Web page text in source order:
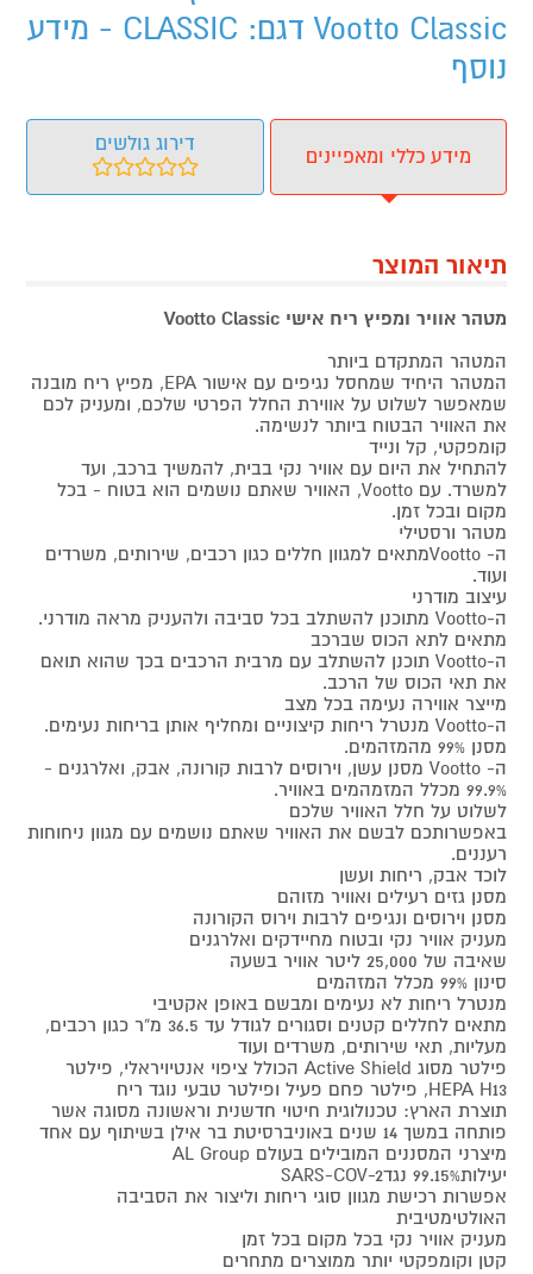
Vootto Classic דגם: CLASSIC - מידע
נוסף
מידע כללי ומאפיינים
דירוג גולשים
תיאור המוצר
מטהר אוויר ומפיץ ריח אישי Vootto Classic
המטהר המתקדם ביותר
המטהר היחיד שמחסל נגיפים עם אישור EPA, מפיץ ריח מובנה
שמאפשר לשלוט על אווירת החלל הפרטי שלכם, ומעניק לכם
את האוויר הבטוח ביותר לנשימה.
קומפקטי, קל ונייד
להתחיל את היום עם אוויר נקי בבית, להמשיך ברכב, ועד
למשרד. עם Vootto, האוויר שאתם נושמים הוא בטוח - בכל
מקום ובכל זמן.
מטהר ורסטילי
ה- Voottoמתאים למגוון חללים כגון רכבים, שירותים, משרדים
ועוד.
עיצוב מודרני
ה-Vootto מתוכנן להשתלב בכל סביבה ולהעניק מראה מודרני.
מתאים לתא הכוס שברכב
ה-Vootto תוכנן להשתלב עם מרבית הרכבים בכך שהוא תואם
את תאי הכוס של הרכב.
מייצר אווירה נעימה בכל מצב
ה-Vootto מנטרל ריחות קיצוניים ומחליף אותן בריחות נעימים.
מסנן 99% מהמזהמים.
ה- Vootto מסנן עשן, וירוסים לרבות קורונה, אבק, ואלרגנים -
99.9% מכלל המזמהמים באוויר.
לשלוט על חלל האוויר שלכם
באפשרותכם לבשם את האוויר שאתם נושמים עם מגוון ניחוחות
רעננים.
לוכד אבק, ריחות ועשן
מסנן גזים רעילים ואוויר מזוהם
מסנן וירוסים ונגיפים לרבות וירוס הקורונה
מעניק אוויר נקי ובטוח מחיידקים ואלרגנים
שאיבה של 25,000 ליטר אוויר בשעה
סינון 99% מכלל המזהמים
מנטרל ריחות לא נעימים ומבשם באופן אקטיבי
מתאים לחללים קטנים וסגורים לגודל עד 36.5 מ“ר כגון רכבים,
מעליות, תאי שירותים, משרדים ועוד
פילטר מסוג Active Shield הכולל ציפוי אנטיויראלי, פילטר
HEPA H13, פילטר פחם פעיל ופילטר טבעי נוגד ריח
תוצרת הארץ: טכנולוגית חיטוי חדשנית וראשונה מסוגה אשר
פותחה במשך 14 שנים באוניברסיטת בר אילן בשיתוף עם אחד
מיצרני המסננים המובילים בעולם AL Group
יעילות99.15% נגדSARS-COV-2
אפשרות רכישת מגוון סוגי ריחות וליצור את הסביבה
האולטימטיבית
מעניק אוויר נקי בכל מקום בכל זמן
קטן וקומפקטי יותר ממוצרים מתחרים